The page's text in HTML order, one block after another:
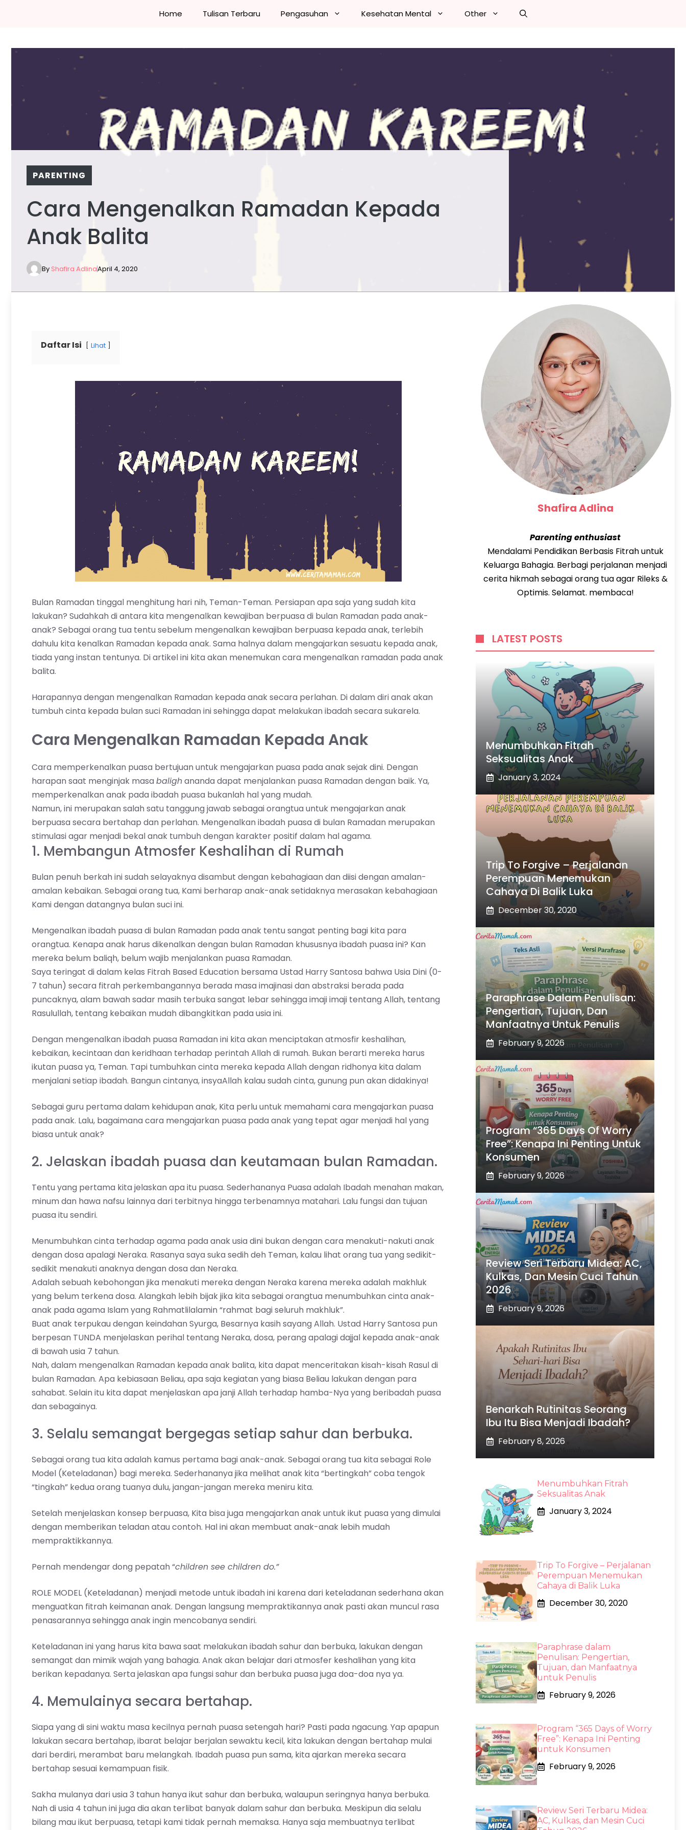
Home Tulisan Terbaru Pengasuhan Kesehatan Mental Other
PARENTING
Cara Mengenalkan Ramadan Kepada
Anak Balita
By Shafira AdlinaApril 4, 2020
Daftar Isi Lihat
Bulan Ramadan tinggal menghitung hari nih, Teman-Teman. Persiapan apa saja yang sudah kita
lakukan? Sudahkah di antara kita mengenalkan kewajiban berpuasa di bulan Ramadan pada anak-
anak? Sebagai orang tua tentu sebelum mengenalkan kewajiban berpuasa kepada anak, terlebih
dahulu kita kenalkan Ramadan kepada anak. Sama halnya dalam mengajarkan sesuatu kepada anak,
tiada yang instan tentunya. Di artikel ini kita akan menemukan cara mengenalkan ramadan pada anak
balita.
Harapannya dengan mengenalkan Ramadan kepada anak secara perlahan. Di dalam diri anak akan
tumbuh cinta kepada bulan suci Ramadan ini sehingga dapat melakukan ibadah secara sukarela.
Cara Mengenalkan Ramadan Kepada Anak
Cara memperkenalkan puasa bertujuan untuk mengajarkan puasa pada anak sejak dini. Dengan
harapan saat menginjak masa balighananda dapat menjalankan puasa Ramadan dengan baik. Ya,
memperkenalkan anak pada ibadah puasa bukanlah hal yang mudah.
Namun, ini merupakan salah satu tanggung jawab sebagai orangtua untuk mengajarkan anak
berpuasa secara bertahap dan perlahan. Mengenalkan ibadah puasa di bulan Ramadan merupakan
stimulasi agar menjadi bekal anak tumbuh dengan karakter positif dalam hal agama.
1. Membangun Atmosfer Keshalihan di Rumah
Bulan penuh berkah ini sudah selayaknya disambut dengan kebahagiaan dan diisi dengan amalan-
amalan kebaikan. Sebagai orang tua, Kami berharap anak-anak setidaknya merasakan kebahagiaan
Kami dengan datangnya bulan suci ini.
Mengenalkan ibadah puasa di bulan Ramadan pada anak tentu sangat penting bagi kita para
orangtua. Kenapa anak harus dikenalkan dengan bulan Ramadan khususnya ibadah puasa ini? Kan
mereka belum baliqh, belum wajib menjalankan puasa Ramadan.
Saya teringat di dalam kelas Fitrah Based Education bersama Ustad Harry Santosa bahwa Usia Dini (0-
7 tahun) secara fitrah perkembangannya berada masa imajinasi dan abstraksi berada pada
puncaknya, alam bawah sadar masih terbuka sangat lebar sehingga imaji imaji tentang Allah, tentang
Rasulullah, tentang kebaikan mudah dibangkitkan pada usia ini.
Dengan mengenalkan ibadah puasa Ramadan ini kita akan menciptakan atmosfir keshalihan,
kebaikan, kecintaan dan keridhaan terhadap perintah Allah di rumah. Bukan berarti mereka harus
ikutan puasa ya, Teman. Tapi tumbuhkan cinta mereka kepada Allah dengan ridhonya kita dalam
menjalani setiap ibadah. Bangun cintanya, insyaAllah kalau sudah cinta, gunung pun akan didakinya!
Sebagai guru pertama dalam kehidupan anak, Kita perlu untuk memahami cara mengajarkan puasa
pada anak. Lalu, bagaimana cara mengajarkan puasa pada anak yang tepat agar menjadi hal yang
biasa untuk anak?
2. Jelaskan ibadah puasa dan keutamaan bulan Ramadan.
Tentu yang pertama kita jelaskan apa itu puasa. Sederhananya Puasa adalah Ibadah menahan makan,
minum dan hawa nafsu lainnya dari terbitnya hingga terbenamnya matahari. Lalu fungsi dan tujuan
puasa itu sendiri.
Menumbuhkan cinta terhadap agama pada anak usia dini bukan dengan cara menakuti-nakuti anak
dengan dosa apalagi Neraka. Rasanya saya suka sedih deh Teman, kalau lihat orang tua yang sedikit-
sedikit menakuti anaknya dengan dosa dan Neraka.
Adalah sebuah kebohongan jika menakuti mereka dengan Neraka karena mereka adalah makhluk
yang belum terkena dosa. Alangkah lebih bijak jika kita sebagai orangtua menumbuhkan cinta anak-
anak pada agama Islam yang Rahmatlilalamin “rahmat bagi seluruh makhluk”.
Buat anak terpukau dengan keindahan Syurga, Besarnya kasih sayang Allah. Ustad Harry Santosa pun
berpesan TUNDA menjelaskan perihal tentang Neraka, dosa, perang apalagi dajjal kepada anak-anak
di bawah usia 7 tahun.
Nah, dalam mengenalkan Ramadan kepada anak balita, kita dapat menceritakan kisah-kisah Rasul di
bulan Ramadan. Apa kebiasaan Beliau, apa saja kegiatan yang biasa Beliau lakukan dengan para
sahabat. Selain itu kita dapat menjelaskan apa janji Allah terhadap hamba-Nya yang beribadah puasa
dan sebagainya.
3. Selalu semangat bergegas setiap sahur dan berbuka.
Sebagai orang tua kita adalah kamus pertama bagi anak-anak. Sebagai orang tua kita sebagai Role
Model (Keteladanan) bagi mereka. Sederhananya jika melihat anak kita “bertingkah” coba tengok
“tingkah” kedua orang tuanya dulu, jangan-jangan mereka meniru kita.
Setelah menjelaskan konsep berpuasa, Kita bisa juga mengajarkan anak untuk ikut puasa yang dimulai
dengan memberikan teladan atau contoh. Hal ini akan membuat anak-anak lebih mudah
mempraktikkannya.
Pernah mendengar dong pepatah “children see children do.”
ROLE MODEL (Keteladanan) menjadi metode untuk ibadah ini karena dari keteladanan sederhana akan
menguatkan fitrah keimanan anak. Dengan langsung mempraktikannya anak pasti akan muncul rasa
penasarannya sehingga anak ingin mencobanya sendiri.
Keteladanan ini yang harus kita bawa saat melakukan ibadah sahur dan berbuka, lakukan dengan
semangat dan mimik wajah yang bahagia. Anak akan belajar dari atmosfer keshalihan yang kita
berikan kepadanya. Serta jelaskan apa fungsi sahur dan berbuka puasa juga doa-doa nya ya.
4. Memulainya secara bertahap.
Siapa yang di sini waktu masa kecilnya pernah puasa setengah hari? Pasti pada ngacung. Yap apapun
lakukan secara bertahap, ibarat belajar berjalan sewaktu kecil, kita lakukan dengan bertahap mulai
dari berdiri, merambat baru melangkah. Ibadah puasa pun sama, kita ajarkan mereka secara
bertahap sesuai kemampuan fisik.
Sakha mulanya dari usia 3 tahun hanya ikut sahur dan berbuka, walaupun seringnya hanya berbuka.
Nah di usia 4 tahun ini juga dia akan terlibat banyak dalam sahur dan berbuka. Meskipun dia selalu
bilang mau ikut berpuasa, tetapi kami tidak pernah memaksa. Hanya saja membuatnya terlibat
Shafira Adlina
Parenting enthusiast
Mendalami Pendidikan Berbasis Fitrah untuk
Keluarga Bahagia. Berbagi perjalanan menjadi
cerita hikmah sebagai orang tua agar Rileks &
Optimis. Selamat. membaca!
LATEST POSTS
Menumbuhkan Fitrah
Seksualitas Anak
January 3, 2024
Trip To Forgive – Perjalanan
Perempuan Menemukan
Cahaya Di Balik Luka
December 30, 2020
Paraphrase Dalam Penulisan:
Pengertian, Tujuan, Dan
Manfaatnya Untuk Penulis
February 9, 2026
Program “365 Days Of Worry
Free”: Kenapa Ini Penting Untuk
Konsumen
February 9, 2026
Review Seri Terbaru Midea: AC,
Kulkas, Dan Mesin Cuci Tahun
2026
February 9, 2026
Benarkah Rutinitas Seorang
Ibu Itu Bisa Menjadi Ibadah?
February 8, 2026
Menumbuhkan Fitrah
Seksualitas Anak
January 3, 2024
Trip To Forgive – Perjalanan
Perempuan Menemukan
Cahaya di Balik Luka
December 30, 2020
Paraphrase dalam
Penulisan: Pengertian,
Tujuan, dan Manfaatnya
untuk Penulis
February 9, 2026
Program “365 Days of Worry
Free”: Kenapa Ini Penting
untuk Konsumen
February 9, 2026
Review Seri Terbaru Midea:
AC, Kulkas, dan Mesin Cuci